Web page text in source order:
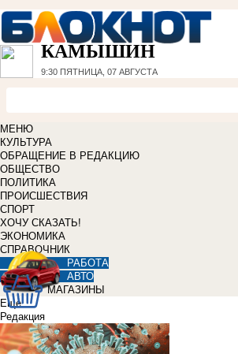
КАМЫШИН
9:30 ПЯТНИЦА, 07 АВГУСТА
МЕНЮ
КУЛЬТУРА
ОБРАЩЕНИЕ В РЕДАКЦИЮ
ОБЩЕСТВО
ПОЛИТИКА
ПРОИСШЕСТВИЯ
СПОРТ
ХОЧУ СКАЗАТЬ!
ЭКОНОМИКА
СПРАВОЧНИК
РАБОТА
АВТО
МАГАЗИНЫ
Еще
Редакция